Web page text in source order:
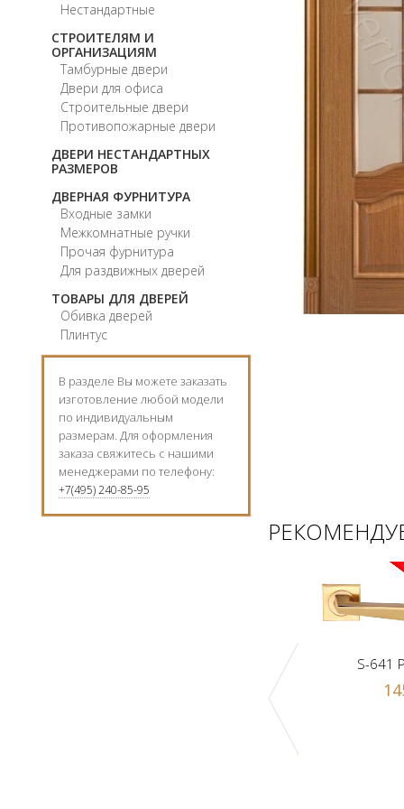
Нестандартные
СТРОИТЕЛЯМ И
ОРГАНИЗАЦИЯМ
Тамбурные двери
Двери для офиса
Строительные двери
Противопожарные двери
ДВЕРИ НЕСТАНДАРТНЫХ
РАЗМЕРОВ
ДВЕРНАЯ ФУРНИТУРА
Входные замки
Межкомнатные ручки
Прочая фурнитура
Для раздвижных дверей
ТОВАРЫ ДЛЯ ДВЕРЕЙ
Обивка дверей
Плинтус
В разделе Вы можете заказать
изготовление любой модели
по индивидуальным
размерам. Для оформления
заказа свяжитесь с нашими
менеджерами по телефону:
+7(495) 240-85-95
S-641